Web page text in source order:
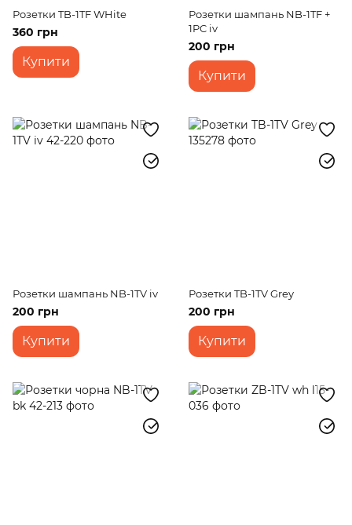
Розетки TB-1TF WHite
360 грн
Купити
Розетки шампань NB-1TF +
1PC iv
200 грн
Купити
Розетки шампань NB-1TV iv
200 грн
Купити
Розетки TB-1TV Grey
200 грн
Купити